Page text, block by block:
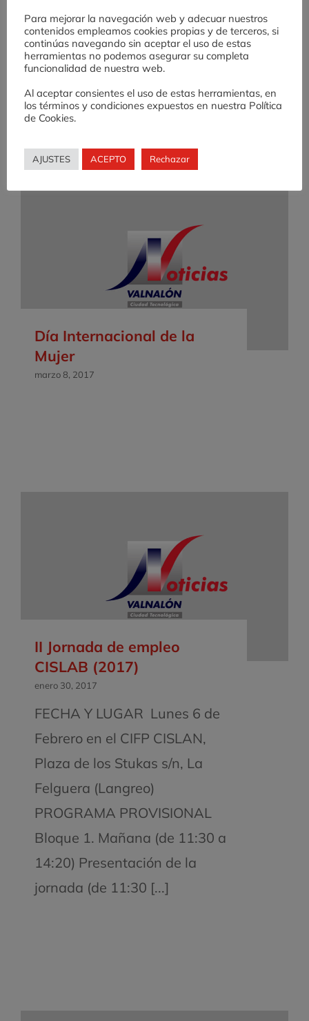
con la intención de establecer
posibles líneas de trabajo [...]
Día Internacional de la
Mujer
marzo 8, 2017
II Jornada de empleo
CISLAB (2017)
enero 30, 2017
FECHA Y LUGAR ​ Lunes 6 de
Febrero en el CIFP CISLAN,
Plaza de los Stukas s/n, La
Felguera (Langreo)
PROGRAMA PROVISIONAL
Bloque 1. Mañana (de 11:30 a
14:20) Presentación de la
jornada (de 11:30 [...]
Para mejorar la navegación web y adecuar nuestros
contenidos empleamos cookies propias y de terceros, si
continúas navegando sin aceptar el uso de estas
herramientas no podemos asegurar su completa
funcionalidad de nuestra web.
Al aceptar consientes el uso de estas herramientas, en
los términos y condiciones expuestos en nuestra Política
de Cookies.
AJUSTES ACEPTO Rechazar